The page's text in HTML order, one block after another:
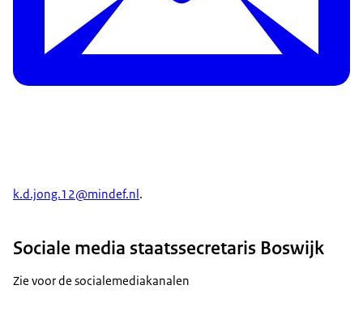
k.d.jong.12@mindef.nl.
Sociale media staatssecretaris Boswijk
Zie voor de socialemediakanalen